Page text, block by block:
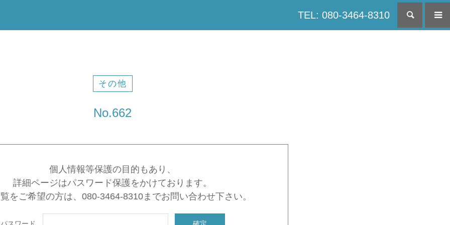
TEL: 080-3464-8310 検索
その他
No.662
個人情報等保護の目的もあり、
詳細ページはパスワード保護をかけております。
をご希望の方は、080-3464-8310までお問い合わせ下さい。